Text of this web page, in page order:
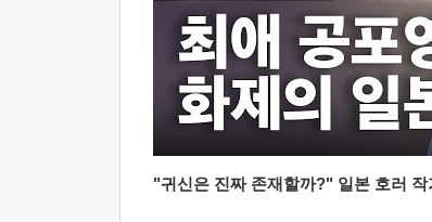
"귀신은 진짜 존재할까?" 일본 호러